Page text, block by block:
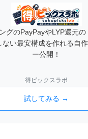
グのPayPayやLYP還元
ない最安構成を作れる自
ー公開！
得ピックスラボ
試してみる →